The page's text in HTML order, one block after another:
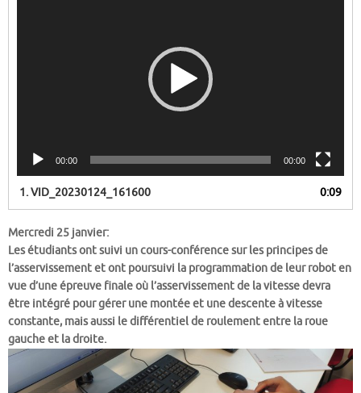
00:00 00:00
1.VID_20230124_161600 0:09
Mercredi 25 janvier:
Les étudiants ont suivi un cours-conférence sur les principes de
l’asservissement et ont poursuivi la programmation de leur robot en
vue d’une épreuve finale où l’asservissement de la vitesse devra
être intégré pour gérer une montée et une descente à vitesse
constante, mais aussi le différentiel de roulement entre la roue
gauche et la droite.